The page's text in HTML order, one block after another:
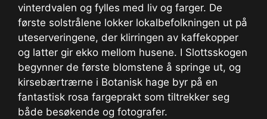
vinterdvalen og fylles med liv og farger. De
første solstrålene lokker lokalbefolkningen ut på
uteserveringene, der klirringen av kaffekopper
og latter gir ekko mellom husene. I Slottsskogen
begynner de første blomstene å springe ut, og
kirsebærtrærne i Botanisk hage byr på en
fantastisk rosa fargeprakt som tiltrekker seg
både besøkende og fotografer.